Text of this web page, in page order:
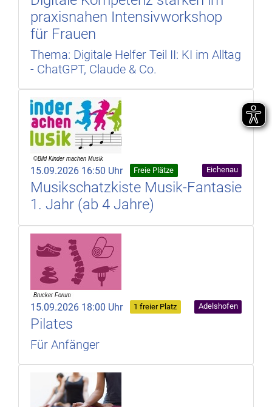
praxisnahen Intensivworkshop
für Frauen
Thema: Digitale Helfer Teil II: KI im Alltag
- ChatGPT, Claude & Co.
15.09.2026 16:50 Uhr Freie Plätze Eichenau
Musikschatzkiste Musik-Fantasie
1. Jahr (ab 4 Jahre)
15.09.2026 18:00 Uhr 1 freier Platz Adelshofen
Pilates
Für Anfänger